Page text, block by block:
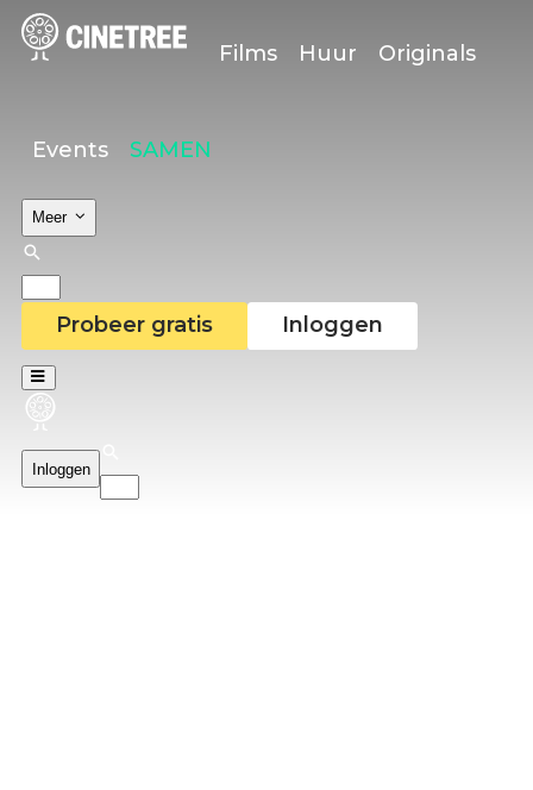
Films Huur Originals
Events SAMEN
Meer
Probeer gratis Inloggen
Inloggen